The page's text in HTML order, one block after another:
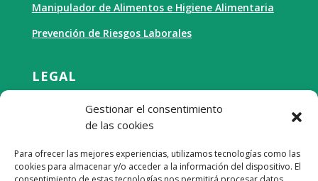
Gestionar el consentimiento
de las cookies
Para ofrecer las mejores experiencias, utilizamos tecnologías como las
cookies para almacenar y/o acceder a la información del dispositivo. El
Manipulador de Alimentos e Higiene Alimentaria
Prevención de Riesgos Laborales
LEGAL
Política de Privacidad
Política de Cookies
Términos y Condiciones